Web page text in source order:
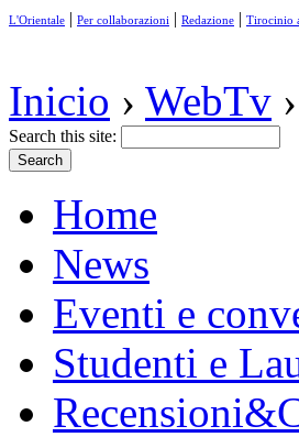
L'Orientale | Per collaborazioni | Redazione | Tirocinio
Inicio › WebTv ›
Search this site:
Home
News
Eventi e
Studenti e